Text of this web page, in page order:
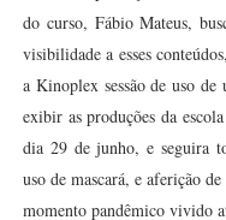
do curso, Fábio Mateus,
visibilidade a esses
a Kinoplex sessão de uso de
exibir as produções da
dia 29 de junho, e seguira
uso de mascará, e aferição
momento pandêmico vivido